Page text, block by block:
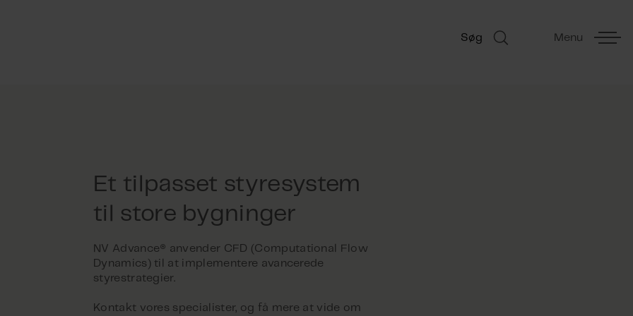
Søg Menu
Et tilpasset styresystem
til store bygninger
NV Advance® anvender CFD (Computational Flow
Dynamics) til at implementere avancerede
styrestrategier.
Kontakt vores specialister, og få mere at vide om